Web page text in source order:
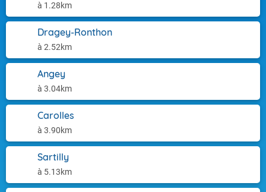
à 1.28km
Dragey-Ronthon
à 2.52km
Angey
à 3.04km
Carolles
à 3.90km
Sartilly
à 5.13km